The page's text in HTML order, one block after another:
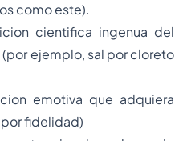
como este).
cientifica ingenua del
ejemplo, sal por cloreto
emotiva que adquiera
fidelidad)